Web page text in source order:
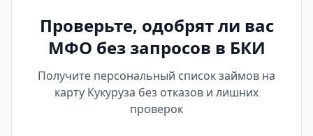
Проверьте, одобрят ли вас
МФО без запросов в БКИ
Получите персональный список займов на
карту Кукуруза без отказов и лишних
проверок